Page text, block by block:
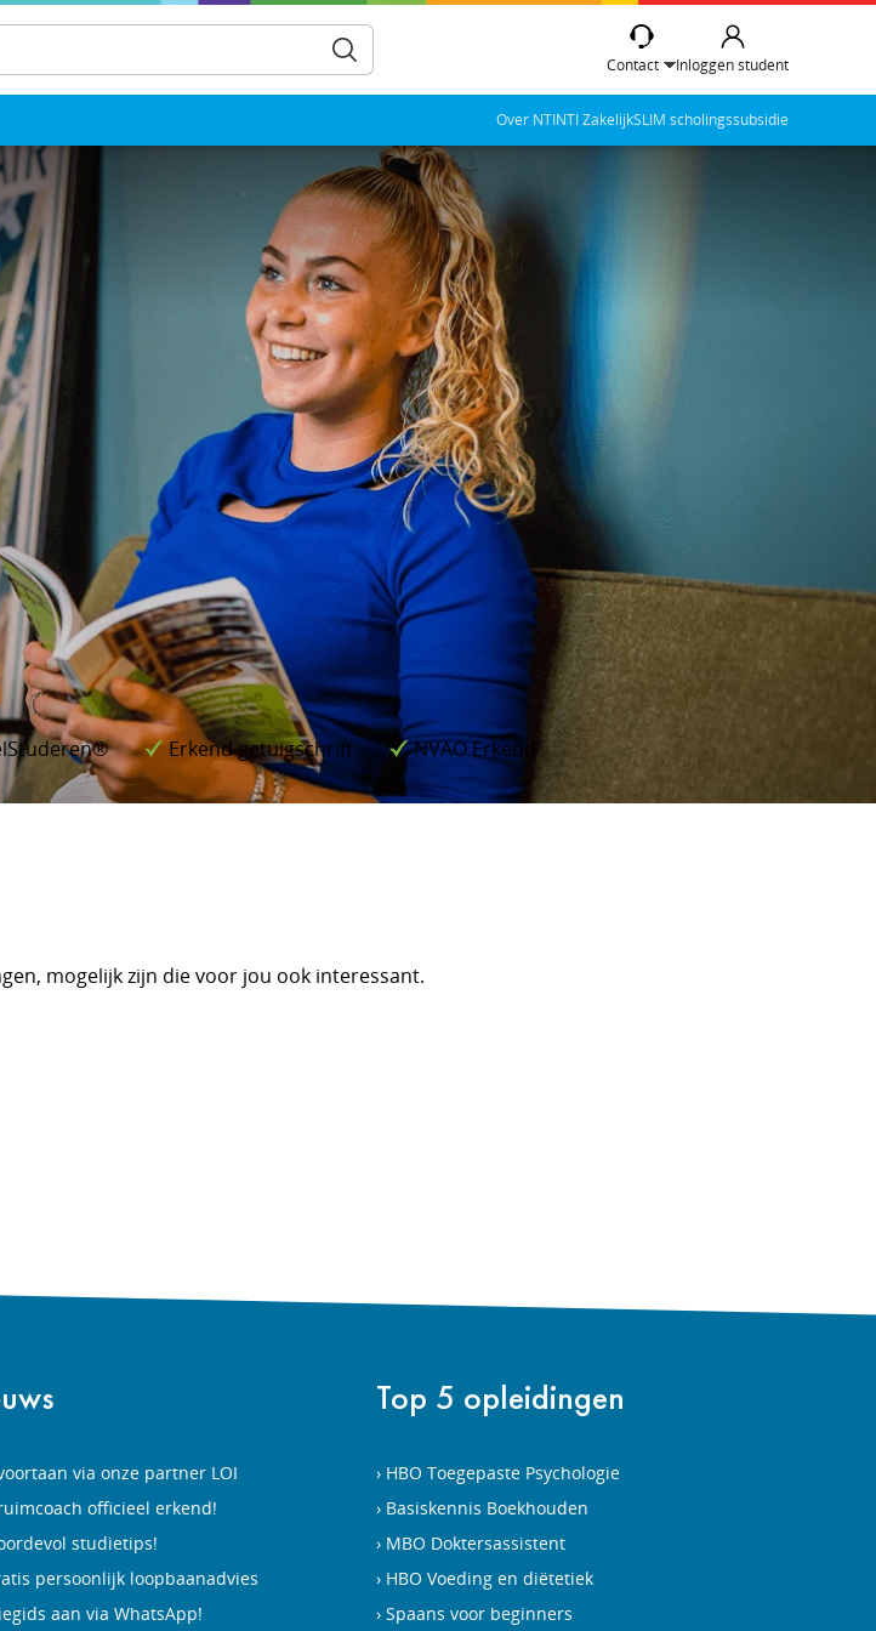
Contact Inloggen student
Over NTINTI ZakelijkSLIM scholingssubsidie
Erkend getuigschrift NVAO Erkend
mogelijk zijn die voor jou ook interessant.
via onze partner LOI
officieel erkend!
studietips!
persoonlijk loopbaanadvies
aan via WhatsApp!
Top 5 opleidingen
HBO Toegepaste Psychologie
Basiskennis Boekhouden
MBO Doktersassistent
HBO Voeding en diëtetiek
Spaans voor beginners